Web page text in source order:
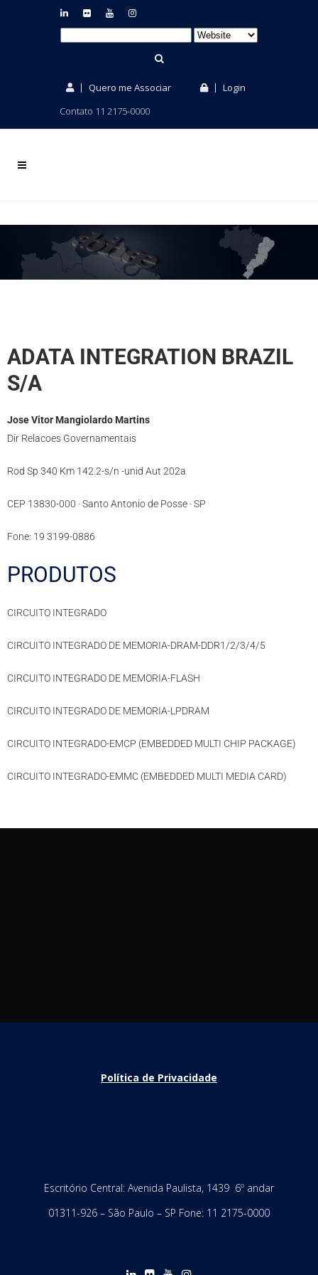
Quero me Associar
Login
Contato 11 2175-0000
ADATA INTEGRATION BRAZIL
S/A
Jose Vitor Mangiolardo Martins
Dir Relacoes Governamentais
Rod Sp 340 Km 142.2-s/n -unid Aut 202a
CEP 13830-000 · Santo Antonio de Posse · SP
Fone: 19 3199-0886
PRODUTOS
CIRCUITO INTEGRADO
CIRCUITO INTEGRADO DE MEMORIA-DRAM-DDR1/2/3/4/5
CIRCUITO INTEGRADO DE MEMORIA-FLASH
CIRCUITO INTEGRADO DE MEMORIA-LPDRAM
CIRCUITO INTEGRADO-EMCP (EMBEDDED MULTI CHIP PACKAGE)
CIRCUITO INTEGRADO-EMMC (EMBEDDED MULTI MEDIA CARD)
Política de Privacidade
Escritório Central: Avenida Paulista, 1439 6º andar
01311-926 – São Paulo – SP Fone: 11 2175-0000